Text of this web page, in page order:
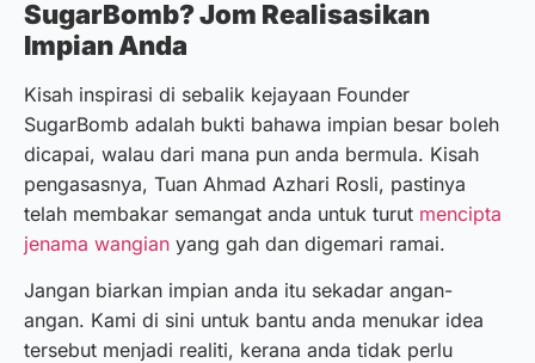
SugarBomb? Jom Realisasikan
Impian Anda
Kisah inspirasi di sebalik kejayaan Founder
SugarBomb adalah bukti bahawa impian besar boleh
dicapai, walau dari mana pun anda bermula. Kisah
pengasasnya, Tuan Ahmad Azhari Rosli, pastinya
telah membakar semangat anda untuk turut mencipta
jenama wangian yang gah dan digemari ramai.
Jangan biarkan impian anda itu sekadar angan-
angan. Kami di sini untuk bantu anda menukar idea
tersebut menjadi realiti, kerana anda tidak perlu